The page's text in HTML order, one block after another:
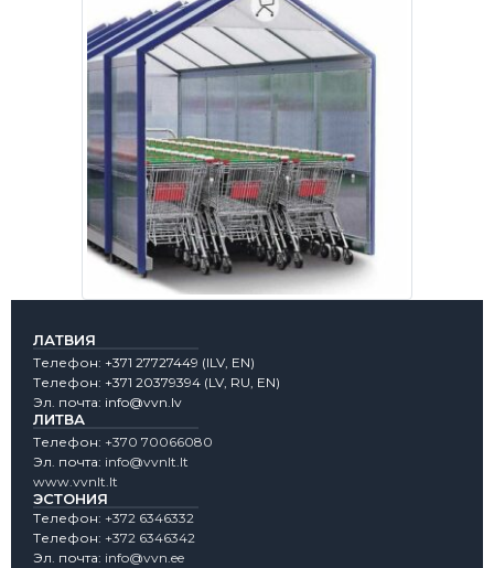
ЛАТВИЯ
Tелефон: +371 27727449 (lLV, EN)
Tелефон: +371 20379394 (LV, RU, EN)
Эл. почта: info@vvn.lv
ЛИТВА
Tелефон: +370 70066080
Эл. почта: info@vvnlt.lt
www.vvnlt.lt
ЭСТОНИЯ
Tелефон: +372 6346332
Tелефон: +372 6346342
Эл. почта: info@vvn.ee